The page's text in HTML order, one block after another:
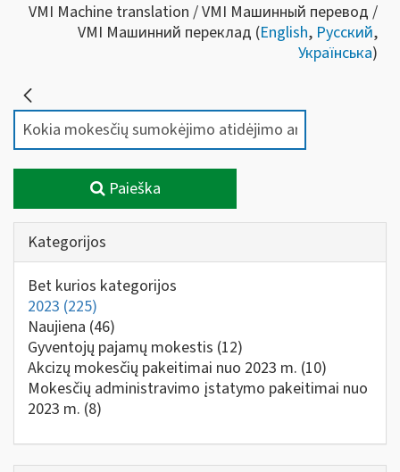
VMI Machine translation / VMI Машинный перевод /
VMI Машинний переклад (English, Русский,
Українська)
Paieška
Kategorijos
Bet kurios kategorijos
2023 (225)
Naujiena (46)
Gyventojų pajamų mokestis (12)
Akcizų mokesčių pakeitimai nuo 2023 m. (10)
Mokesčių administravimo įstatymo pakeitimai nuo
2023 m. (8)